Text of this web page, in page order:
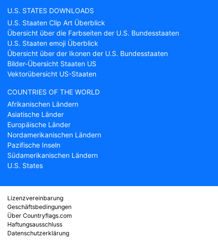
U.S. STATES DOWNLOADS
U.S. Staaten Clip Art Überblick
Übersicht über die Farbseiten der U.S. Bundesstaaten
U.S. Staaten emoji Überblick
Übersicht über der Ikonen der U.S. Bundesstaaten
Bilder-Übersicht Staaten US
Vektorübersicht US-Staaten
COUNTRIES OF THE WORLD
Afrikanischen Ländern
Asiatische Länder
Europäische Länder
Nordamerikanischen Ländern
Pazifische Inseln
Südamerikanischen Ländern
U.S. States
Lizenzvereinbarung
Geschäftsbedingungen
Über Countryflags.com
Haftungsausschluss
Datenschutzerklärung